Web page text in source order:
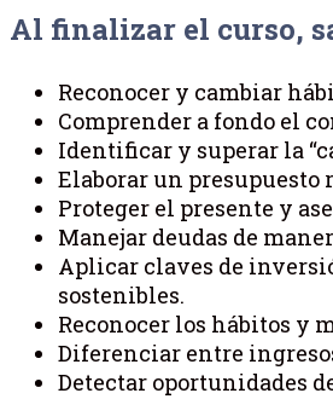
Al finalizar el curso,
Reconocer y cambiar
Comprender a fondo el
Identificar y superar la
Elaborar un
Proteger el presente y
Manejar deudas de
Aplicar claves de
sostenibles.
Reconocer los hábitos y
Diferenciar entre
Detectar oportunidades